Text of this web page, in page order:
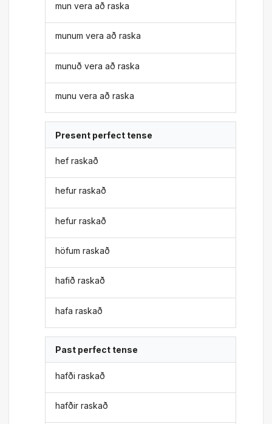
mun vera að raska
munum vera að raska
munuð vera að raska
munu vera að raska
Present perfect tense
hef raskað
hefur raskað
hefur raskað
höfum raskað
hafið raskað
hafa raskað
Past perfect tense
hafði raskað
hafðir raskað